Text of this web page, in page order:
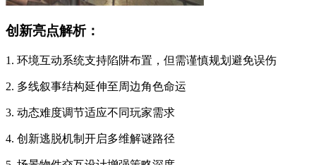
创新亮点解析：
1. 环境互动系统支持陷阱布置，但需谨慎规划避免误伤
2. 多线叙事结构延伸至周边角色命运
3. 动态难度调节适应不同玩家需求
4. 创新逃脱机制开启多维解谜路径